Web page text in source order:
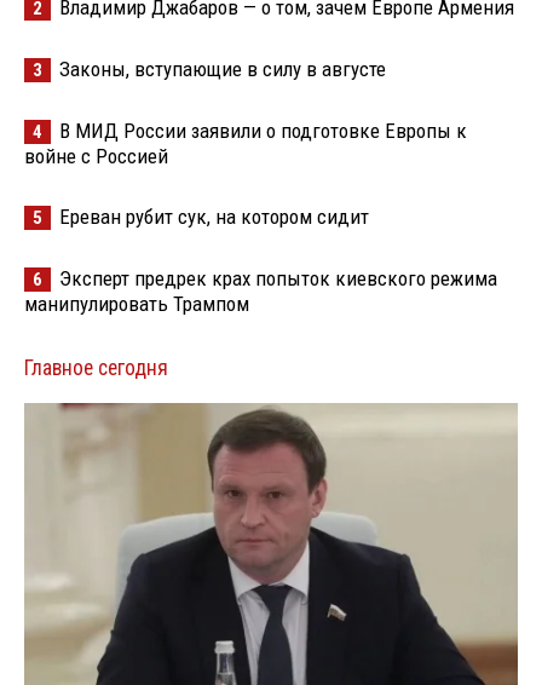
2 Владимир Джабаров — о том, зачем Европе Армения
3 Законы, вступающие в силу в августе
4
В МИД России заявили о подготовке Европы к
войне с Россией
5 Ереван рубит сук, на котором сидит
6
Эксперт предрек крах попыток киевского режима
манипулировать Трампом
Главное сегодня